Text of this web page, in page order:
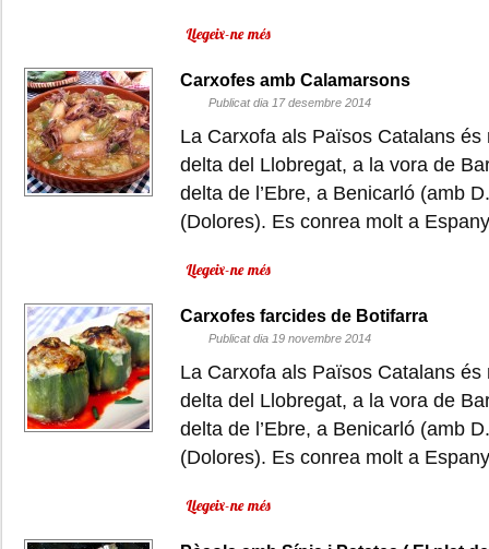
Llegeix-ne més
Carxofes amb Calamarsons
Publicat dia 17 desembre 2014
La Carxofa als Països Catalans és
delta del Llobregat, a la vora de
delta de l’Ebre, a Benicarló (amb
(Dolores). Es conrea molt a
Llegeix-ne més
Carxofes farcides de Botifarra
Publicat dia 19 novembre 2014
La Carxofa als Països Catalans és
delta del Llobregat, a la vora de
delta de l’Ebre, a Benicarló (amb
(Dolores). Es conrea molt a
Llegeix-ne més